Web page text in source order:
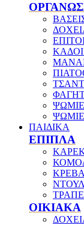
ΠΑΙΔΙΚΑ
ΕΠΙΠΛΑ
ΟΙΚΙΑΚΑ